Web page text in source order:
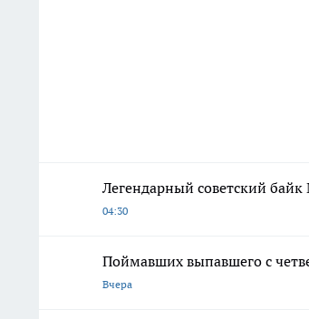
Легендарный советский
04:30
Поймавших выпавшего с
Вчера